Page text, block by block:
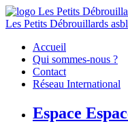
Les Petits Débrouillards asbl
Accueil
Qui sommes-nous ?
Contact
Réseau International
Espace